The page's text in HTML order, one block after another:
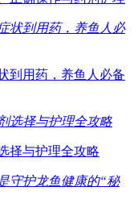
到用药，养鱼人必备
择与护理全攻略